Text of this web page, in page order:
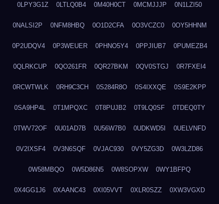
0LPY3G1Z 0LTLQ0B4 0M40H0CT 0MCMJJJP 0N1LZI50
0NALSI2P 0NFM8HBQ 0O1D2CFA 0O3VCZC0 0OY5HHNM
0P2UDQV4 0P3WEUER 0PHNO5Y4 0PPJIUB7 0PUMEZB4
0QLRKCUP 0QO261FR 0QR27BKM 0QV0STGJ 0R7FXEI4
0RCWTWLK 0RH9C3CH 0S284R8O 0S4IXXQE 0S9E2KPP
0SA9HP4L 0T1MPQXC 0T8PUJB2 0T9LQ0SF 0TDEQ0TY
0TWV72OF 0U01AD7B 0U56W7B0 0UDKWD5I 0UELVNFD
0V2IXSF4 0V3N6SQF 0VJAC930 0VY5ZG3D 0W3LZD86
0W58MBQO 0W5D86N5 0W8SOPXW 0WY1BFPQ
0X4GG1J6 0XAANC43 0XI05VVT 0XLR0SZZ 0XW3VGXD